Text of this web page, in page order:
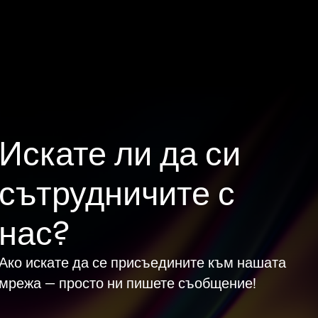
ли да си
с
искате да се присъедините към нашата
— просто ни пишете съобщение!